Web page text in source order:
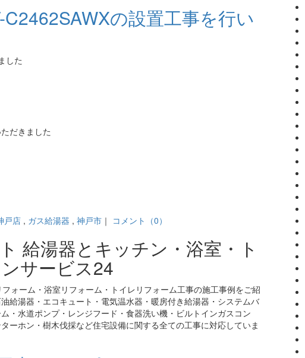
の設置工事を行い
だきました
戸店 , ガス給湯器 , 神戸市 ｜ コメント（0）
給湯器とキッチン・浴室・ト
サービス24
ォーム・浴室リフォーム・トイレリフォーム工事の施工事例をご紹
給湯器・エコキュート・電気温水器・暖房付き給湯器・システムバ
・水道ポンプ・レンジフード・食器洗い機・ビルトインガスコン
ーホン・樹木伐採など住宅設備に関する全ての工事に対応していま